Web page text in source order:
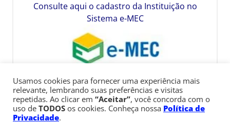
Consulte aqui o cadastro da Instituição no
Sistema e-MEC
Usamos cookies para fornecer uma experiência mais
relevante, lembrando suas preferências e visitas
repetidas. Ao clicar em “Aceitar”, você concorda com o
uso de TODOS os cookies. Conheça nossa Política de
Privacidade.